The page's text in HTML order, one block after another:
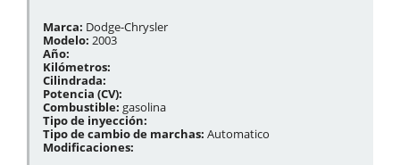
Marca: Dodge-Chrysler
Modelo: 2003
Año:
Kilómetros:
Cilindrada:
Potencia (CV):
Combustible: gasolina
Tipo de inyección:
Tipo de cambio de marchas: Automatico
Modificaciones: